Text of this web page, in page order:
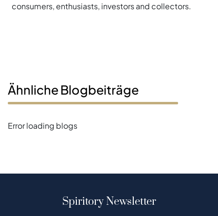
consumers, enthusiasts, investors and collectors.
Ähnliche Blogbeiträge
Error loading blogs
Spiritory Newsletter